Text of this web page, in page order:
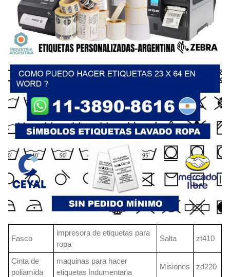
Fasco
impresora de etiquetas para
ropa
Salta zt410
Cinta de
poliamida
maquinas para hacer
etiquetas indumentaria
Misiones zd220